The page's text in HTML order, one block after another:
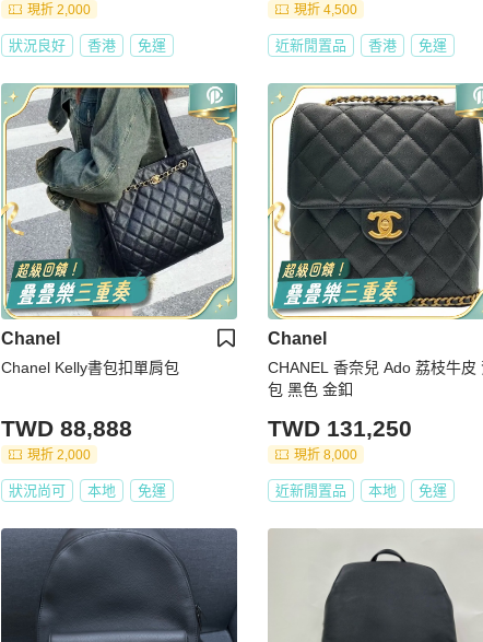
現折 2,000
狀況良好 香港 免運
現折 4,500
近新閒置品 香港 免運
Chanel
Chanel Kelly書包扣單肩包
TWD 88,888
現折 2,000
狀況尚可 本地 免運
Chanel
CHANEL 香奈兒 Ado 荔枝牛皮
包 黑色 金釦
TWD 131,250
現折 8,000
近新閒置品 本地 免運